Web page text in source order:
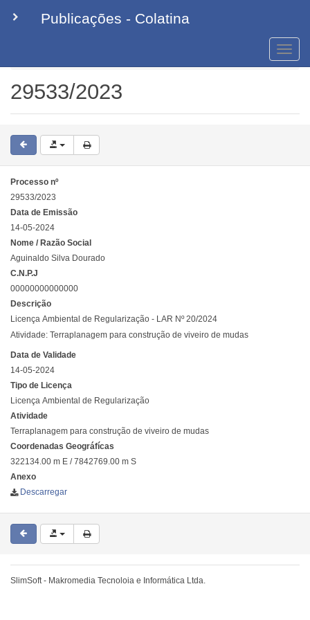
Publicações - Colatina
Toggle
29533/2023
Processo nº
29533/2023
Data de Emissão
14-05-2024
Nome / Razão Social
Aguinaldo Silva Dourado
C.N.P.J
00000000000000
Descrição
Licença Ambiental de Regularização - LAR Nº 20/2024
Atividade: Terraplanagem para construção de viveiro de mudas
Data de Validade
14-05-2024
Tipo de Licença
Licença Ambiental de Regularização
Atividade
Terraplanagem para construção de viveiro de mudas
Coordenadas Geográfícas
322134.00 m E / 7842769.00 m S
Anexo
Descarregar
SlimSoft - Makromedia Tecnoloia e Informática Ltda.